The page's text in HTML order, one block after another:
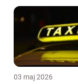
03 maj 2026